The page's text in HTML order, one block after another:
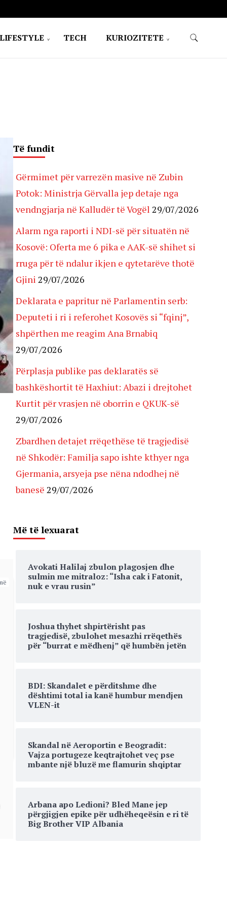
TECH KURIOZITETE
Të fundit
Gërmimet për varrezën masive në Zubin
Potok: Ministrja Gërvalla jep detaje nga
vendngjarja në Kalludër të Vogël 29/07/2026
Alarm nga raporti i NDI-së për situatën në
Kosovë: Oferta me 6 pika e AAK-së shihet si
rruga për të ndalur ikjen e qytetarëve thotë
Gjini 29/07/2026
Deklarata e papritur në Parlamentin serb:
Deputeti i ri i referohet Kosovës si “fqinj”,
shpërthen me reagim Ana Brnabiq
29/07/2026
Përplasja publike pas deklaratës së
bashkëshortit të Haxhiut: Abazi i drejtohet
Kurtit për vrasjen në oborrin e QKUK-së
29/07/2026
Zbardhen detajet rrëqethëse të tragjedisë
në Shkodër: Familja sapo ishte kthyer nga
Gjermania, arsyeja pse nëna ndodhej në
banesë 29/07/2026
Më të lexuarat
Avokati Halilaj zbulon plagosjen dhe
sulmin me mitraloz: “Isha cak i Fatonit,
nuk e vrau rusin”
Joshua thyhet shpirtërisht pas
tragjedisë, zbulohet mesazhi rrëqethës
për “burrat e mëdhenj” që humbën jetën
BDI: Skandalet e përditshme dhe
dështimi total ia kanë humbur mendjen
VLEN-it
Skandal në Aeroportin e Beogradit:
Vajza portugeze keqtrajtohet veç pse
mbante një bluzë me flamurin shqiptar
Arbana apo Ledioni? Bled Mane jep
përgjigjen epike për udhëheqeësin e ri të
Big Brother VIP Albania